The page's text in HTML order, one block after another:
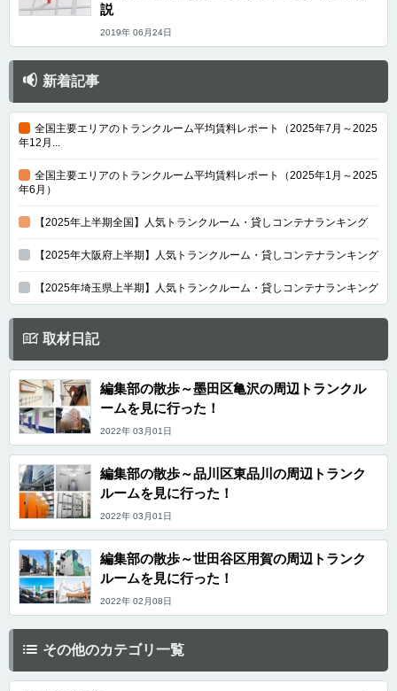
説
2019年 06月24日
新着記事
全国主要エリアのトランクルーム平均賃料レポート（2025年7月～2025
年12月...
全国主要エリアのトランクルーム平均賃料レポート（2025年1月～2025
年6月）
【2025年上半期全国】人気トランクルーム・貸しコンテナランキング
【2025年大阪府上半期】人気トランクルーム・貸しコンテナランキング
【2025年埼玉県上半期】人気トランクルーム・貸しコンテナランキング
取材日記
編集部の散歩～墨田区亀沢の周辺トランクル
ームを見に行った！
2022年 03月01日
編集部の散歩～品川区東品川の周辺トランク
ルームを見に行った！
2022年 03月01日
編集部の散歩～世田谷区用賀の周辺トランク
ルームを見に行った！
2022年 02月08日
その他のカテゴリ一覧